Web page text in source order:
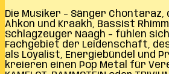
Die Musiker – Sänger
Ahkon und Kraakh, Bassist
Schlagzeuger Naagh – fühlen
Fachgebiet der Leidenschaft,
als Loyalist, Energiebündel und
kreieren einen Pop Metal für